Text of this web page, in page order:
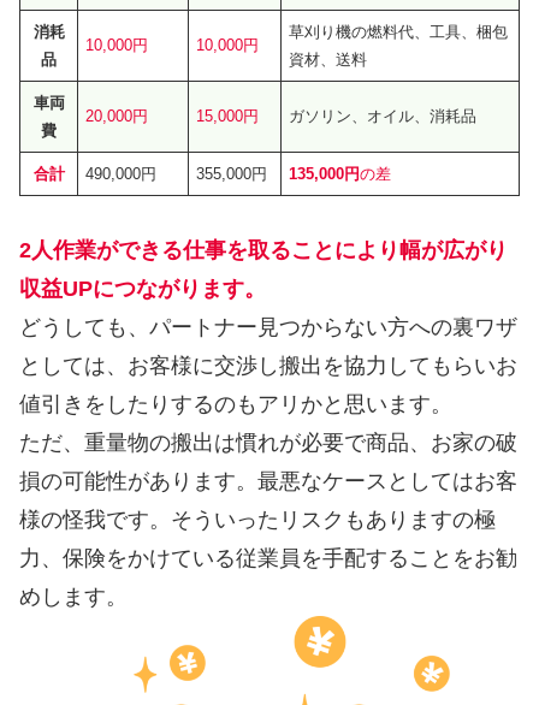
消耗
品
10,000円 10,000円
草刈り機の燃料代、工具、梱包
資材、送料
車両
費
20,000円 15,000円 ガソリン、オイル、消耗品
合計 490,000円 355,000円 135,000円の差
2人作業ができる仕事を取ることにより幅が広がり
収益UPにつながります。
どうしても、パートナー見つからない方への裏ワザ
としては、お客様に交渉し搬出を協力してもらいお
値引きをしたりするのもアリかと思います。
ただ、重量物の搬出は慣れが必要で商品、お家の破
損の可能性があります。最悪なケースとしてはお客
様の怪我です。そういったリスクもありますの極
力、保険をかけている従業員を手配することをお勧
めします。